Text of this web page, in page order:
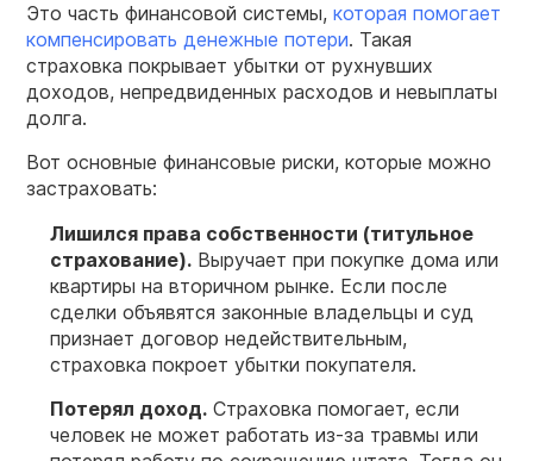
Это часть финансовой системы, которая помогает
компенсировать денежные потери. Такая
страховка покрывает убытки от рухнувших
доходов, непредвиденных расходов и невыплаты
долга.
Вот основные финансовые риски, которые можно
застраховать:
Лишился права собственности (титульное
страхование). Выручает при покупке дома или
квартиры на вторичном рынке. Если после
сделки объявятся законные владельцы и суд
признает договор недействительным,
страховка покроет убытки покупателя.
Потерял доход. Страховка помогает, если
человек не может работать из-за травмы или